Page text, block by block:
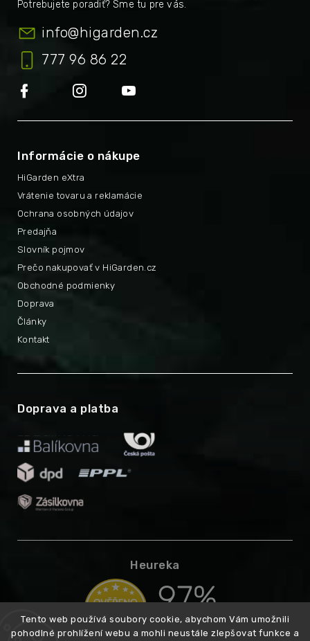
Tento web používá soubory cookie, abychom Vám umožnili
pohodlné prohlížení webu a mohli neustále zlepšovat funkce a
info@higarden.cz
777 96 86 22
Informácie o nákupe
HiGarden eXtra
Prečo nakupovať v HiGarden.cz
Vrátenie tovaru a reklamácie
Obchodné podmienky
Ochrana osobných údajov
Doprava
Predajňa
Články
Slovník pojmov
Kontakt
Doprava a platba
Heureka